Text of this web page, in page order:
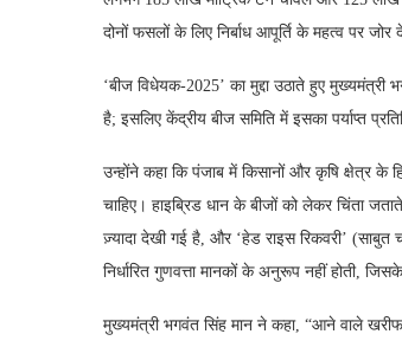
दोनों फसलों के लिए निर्बाध आपूर्ति के महत्व पर
‘बीज विधेयक-2025’ का मुद्दा उठाते हुए
है; इसलिए केंद्रीय बीज समिति में इसका पर्याप्त
उन्होंने कहा कि पंजाब में किसानों और कृषि क्षेत्र के
चाहिए। हाइब्रिड धान के बीजों को लेकर चिंता
ज़्यादा देखी गई है, और ‘हेड राइस रिकवरी’ (साबुत
निर्धारित गुणवत्ता मानकों के अनुरूप नहीं होती,
मुख्यमंत्री भगवंत सिंह मान ने कहा, “आने वाले